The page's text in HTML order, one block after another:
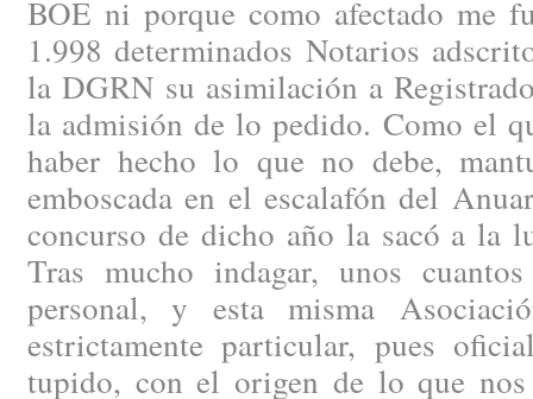
BOE ni porque como afectado me
1.998 determinados Notarios
la DGRN su asimilación a
la admisión de lo pedido. Como el
haber hecho lo que no debe,
emboscada en el escalafón del
concurso de dicho año la sacó a la
Tras mucho indagar, unos
personal, y esta misma
estrictamente particular, pues
tupido, con el origen de lo que nos